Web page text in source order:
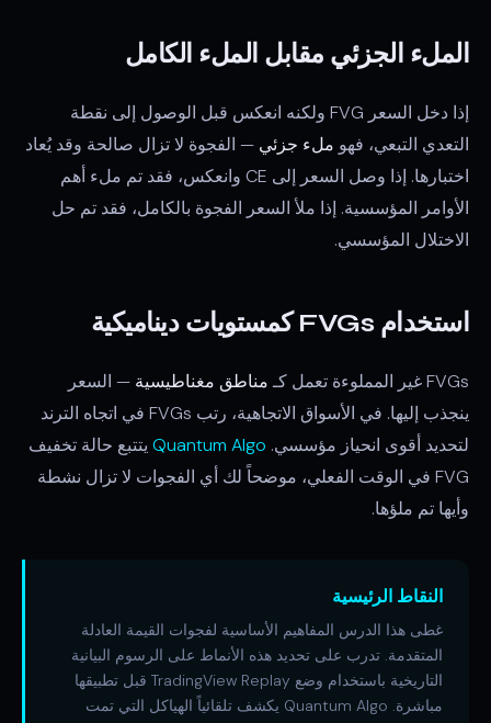
الملء الجزئي مقابل الملء الكامل
إذا دخل السعر FVG ولكنه انعكس قبل الوصول إلى نقطة
التعدي التبعي، فهو ملء جزئي — الفجوة لا تزال صالحة وقد يُعاد
اختبارها. إذا وصل السعر إلى CE وانعكس، فقد تم ملء أهم
الأوامر المؤسسية. إذا ملأ السعر الفجوة بالكامل، فقد تم حل
الاختلال المؤسسي.
استخدام FVGs كمستويات ديناميكية
FVGs غير المملوءة تعمل كـ مناطق مغناطيسية — السعر
ينجذب إليها. في الأسواق الاتجاهية، رتب FVGs في اتجاه الترند
لتحديد أقوى انحياز مؤسسي. Quantum Algo يتتبع حالة تخفيف
FVG في الوقت الفعلي، موضحاً لك أي الفجوات لا تزال نشطة
وأيها تم ملؤها.
النقاط الرئيسية
غطى هذا الدرس المفاهيم الأساسية لفجوات القيمة العادلة
المتقدمة. تدرب على تحديد هذه الأنماط على الرسوم البيانية
التاريخية باستخدام وضع TradingView Replay قبل تطبيقها
مباشرة. Quantum Algo يكشف تلقائياً الهياكل التي تمت